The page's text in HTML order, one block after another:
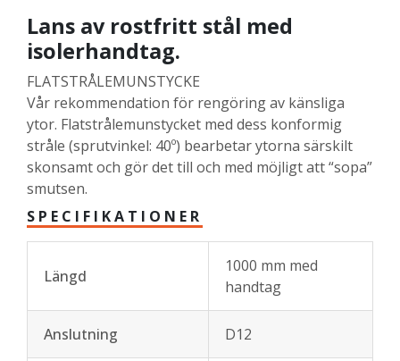
Lans av rostfritt stål med
isolerhandtag.
FLATSTRÅLEMUNSTYCKE
Vår rekommendation för rengöring av känsliga
ytor. Flatstrålemunstycket med dess konformig
stråle (sprutvinkel: 40º) bearbetar ytorna särskilt
skonsamt och gör det till och med möjligt att “sopa”
smutsen.
SPECIFIKATIONER
Längd
1000 mm med
handtag
Anslutning D12